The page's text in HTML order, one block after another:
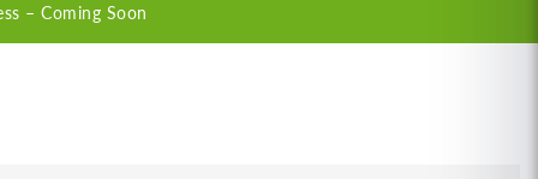
– Coming Soon